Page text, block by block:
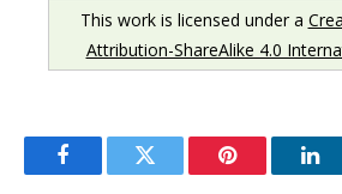
This work is licensed under a
Attribution-ShareAlike 4.0
FacebookTwitter Pinterest